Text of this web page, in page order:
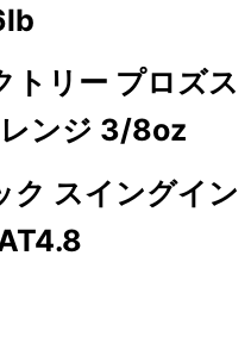
トリー プロズス
ンジ 3/8oz
ク スイングイン